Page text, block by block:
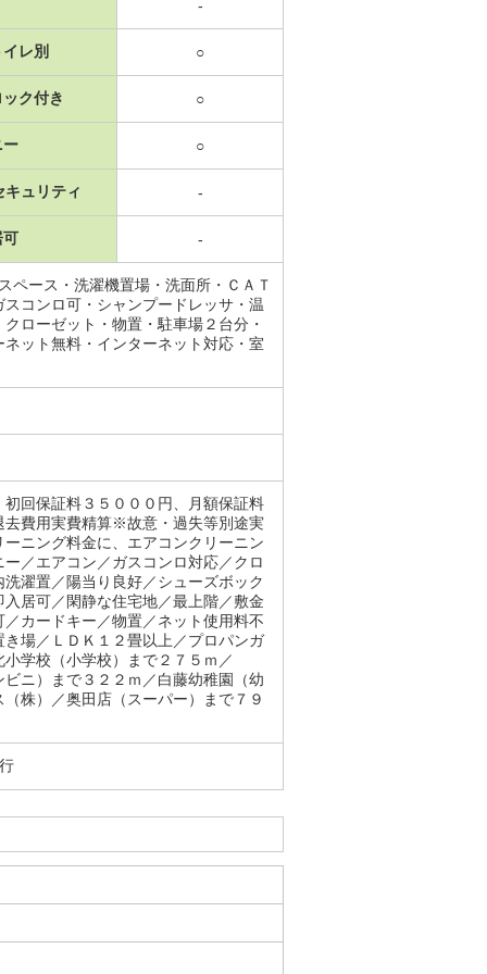
-
レ別 ○
ク付き ○
ー ○
キュリティ -
可 -
ペース・洗濯機置場・洗面所・ＣＡＴ
コンロ可・シャンプードレッサ・温
ローゼット・物置・駐車場２台分・
ット無料・インターネット対応・室
回保証料３５０００円、月額保証料
費用実費精算※故意・過失等別途実
ニング料金に、エアコンクリーニン
／エアコン／ガスコンロ対応／クロ
濯置／陽当り良好／シューズボック
居可／閑静な住宅地／最上階／敷金
カードキー／物置／ネット使用料不
場／ＬＤＫ１２畳以上／プロパンガ
学校（小学校）まで２７５ｍ／
ニ）まで３２２ｍ／白藤幼稚園（幼
株）／奥田店（スーパー）まで７９